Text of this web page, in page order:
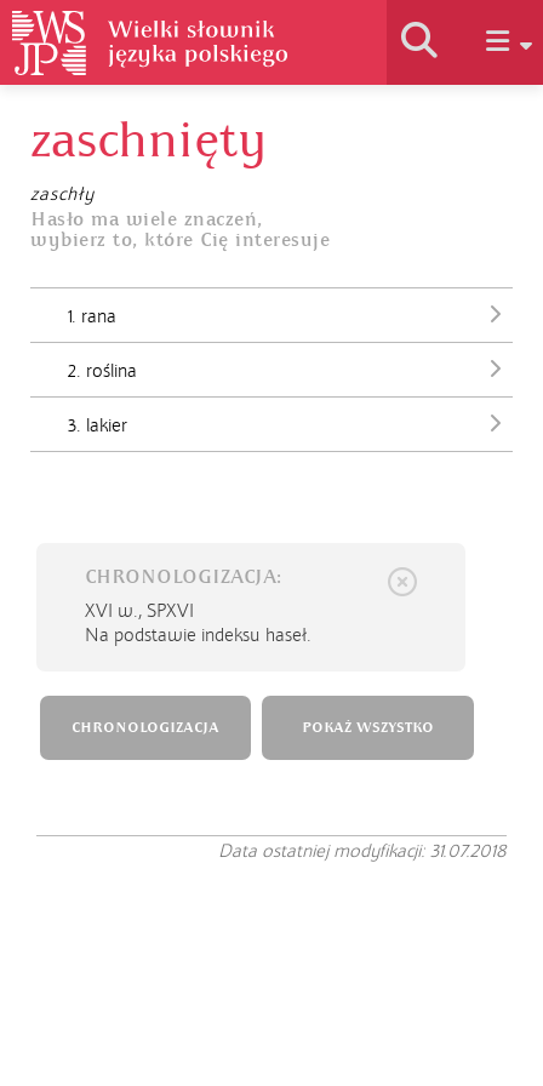
Historia słownika
Jak korzystać
zaschnięty
zaschły
Hasło ma wiele znaczeń,
wybierz to, które Cię interesuje
1. rana
2. roślina
3. lakier
CHRONOLOGIZACJA:
XVI w., SPXVI
Na podstawie indeksu haseł.
CHRONOLOGIZACJA POKAŻ WSZYSTKO
Data ostatniej modyfikacji: 31.07.2018